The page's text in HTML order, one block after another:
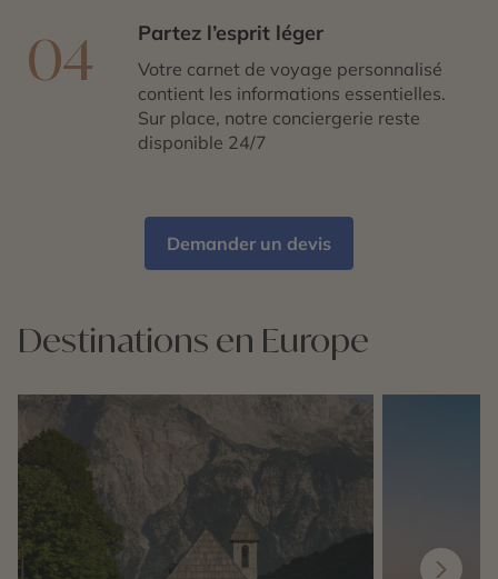
04 Partez l’esprit léger
Votre carnet de voyage personnalisé
contient les informations essentielles.
Sur place, notre conciergerie reste
disponible 24/7
Demander un devis
Destinations en Europe